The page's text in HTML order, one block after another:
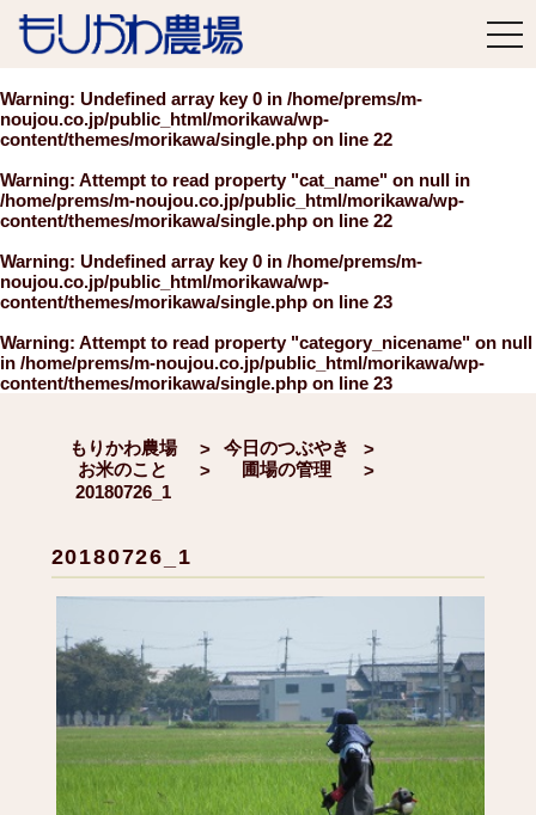
Warning: Undefined array key 0 in /home/prems/m-
noujou.co.jp/public_html/morikawa/wp-
content/themes/morikawa/single.php on line 22
Warning: Attempt to read property "cat_name" on null in
/home/prems/m-noujou.co.jp/public_html/morikawa/wp-
content/themes/morikawa/single.php on line 22
Warning: Undefined array key 0 in /home/prems/m-
noujou.co.jp/public_html/morikawa/wp-
content/themes/morikawa/single.php on line 23
Warning: Attempt to read property "category_nicename" on null
in /home/prems/m-noujou.co.jp/public_html/morikawa/wp-
content/themes/morikawa/single.php on line 23
もりかわ農場 > 今日のつぶやき
>
お米のこと
> 圃場の管理
>
20180726_1
20180726_1